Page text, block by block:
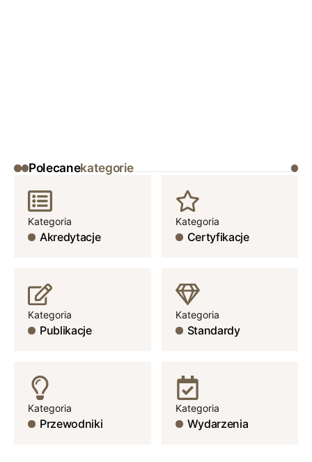
Polecanekategorie
Kategoria
Akredytacje
Kategoria
Certyfikacje
Kategoria
Publikacje
Kategoria
Standardy
Kategoria
Przewodniki
Kategoria
Wydarzenia